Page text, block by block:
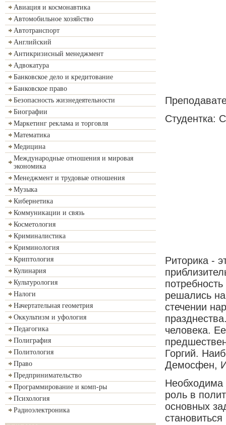
Авиация и космонавтика
Автомобильное хозяйство
Автотранспорт
Английский
Антикризисный менеджмент
Адвокатура
Банковское дело и кредитование
Банковское право
Безопасность жизнедеятельности
Биографии
Маркетинг реклама и торговля
Математика
Медицина
Международные отношения и мировая
экономика
Менеджмент и трудовые отношения
Музыка
Кибернетика
Коммуникации и связь
Косметология
Криминалистика
Криминология
Криптология
Кулинария
Культурология
Налоги
Начертательная геометрия
Оккультизм и уфология
Педагогика
Полиграфия
Политология
Право
Предпринимательство
Программирование и комп-ры
Психология
Радиоэлектроника
Студентка:
Риторика -
решались
стечении
человека.
Горгий.
Демосфен,
Необходима
роль в
основных